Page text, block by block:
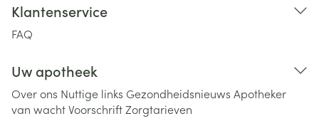
Klantenservice
FAQ
Uw apotheek
Over ons Nuttige links Gezondheidsnieuws Apotheker
van wachtVoorschriftZorgtarieven